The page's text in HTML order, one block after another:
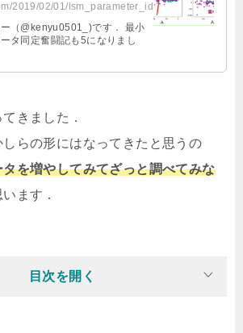
2019/02/01/lsm_parameter_identification5/
（@kenyu0501_)です． 最小
タ同定奮闘記も5になりまし
きました．
らの形にはなってきたと思うの
を増やしてみてざっと調べてみな
ます．
目次を開く